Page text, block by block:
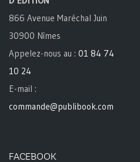
866 Avenue Maréchal Juin
30900 Nîmes
Appelez-nous au : 01 84 74
10 24
E-mail :
commande@publibook.com
FACEBOOK